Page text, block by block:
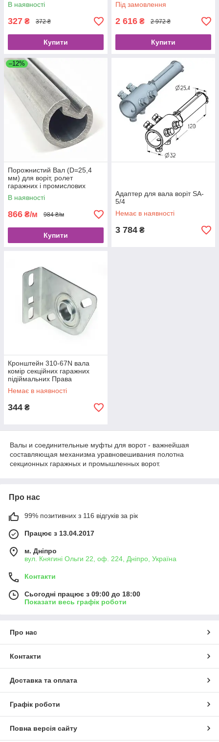
В наявності
327 ₴ 372 ₴
Купити
Під замовлення
2 616 ₴ 2 972 ₴
Купити
–12%
Порожнистий Вал (D=25,4
мм) для воріт, ролет
гаражних і промислових
Alutech TSH-3000-2 3
В наявності
866 ₴/м 984 ₴/м
Купити
Адаптер для вала воріт SA-
5/4
Немає в наявності
3 784 ₴
Кронштейн 310-67N вала
комір секційних гаражних
підіймальних Права
Немає в наявності
344 ₴
Валы и соединительные муфты для ворот - важнейшая
составляющая механизма уравновешивания полотна
секционных гаражных и промышленных ворот.
Про нас
99% позитивних з 116 відгуків за рік
Працює з 13.04.2017
м. Дніпро
вул. Княгині Ольги 22, оф. 224, Дніпро, Україна
Контакти
Сьогодні працює з 09:00 до 18:00
Показати весь графік роботи
Про нас
Контакти
Доставка та оплата
Графік роботи
Повна версія сайту